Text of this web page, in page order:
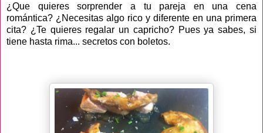
¿Que quieres sorprender a tu pareja en una cena
romántica? ¿Necesitas algo rico y diferente en una primera
cita? ¿Te quieres regalar un capricho? Pues ya sabes, si
tiene hasta rima... secretos con boletos.